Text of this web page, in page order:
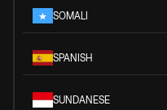
SOMALI
SPANISH
SUNDANESE